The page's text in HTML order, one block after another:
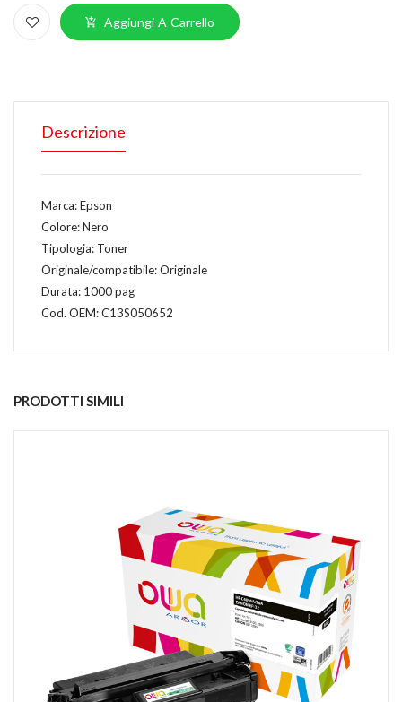
Aggiungi A Carrello
Descrizione
Marca: Epson
Colore: Nero
Tipologia: Toner
Originale/compatibile: Originale
Durata: 1000 pag
Cod. OEM: C13S050652
PRODOTTI SIMILI